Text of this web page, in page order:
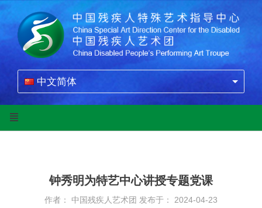
中文简体
钟秀明为特艺中心讲授专题党课
作者： 中国残疾人艺术团 发布于： 2024-04-23